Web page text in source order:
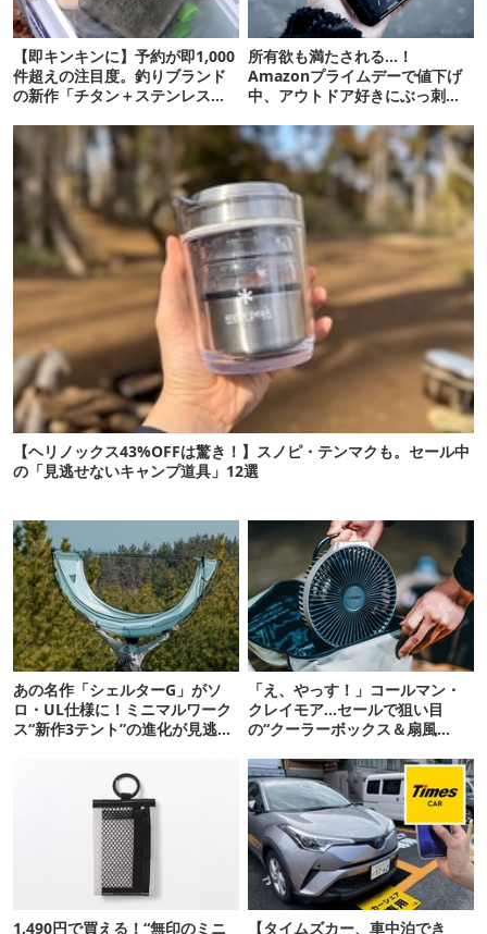
【即キンキンに】予約が即1,000
件超えの注目度。釣りブランド
の新作「チタン＋ステンレスの
所有欲も満たされる…！
Amazonプライムデーで値下げ
中、アウトドア好きにぶっ刺さ
【ヘリノックス43%OFFは驚き！】スノピ・テンマクも。セール中
の「見逃せないキャンプ道具」12選
あの名作「シェルターG」がソ
ロ・UL仕様に！ミニマルワーク
ス“新作3テント”の進化が見逃せ
「え、やっす！」コールマン・
クレイモア…セールで狙い目
の“クーラーボックス＆扇風
1,490円で買える！“無印のミニ
【タイムズカー、車中泊でき